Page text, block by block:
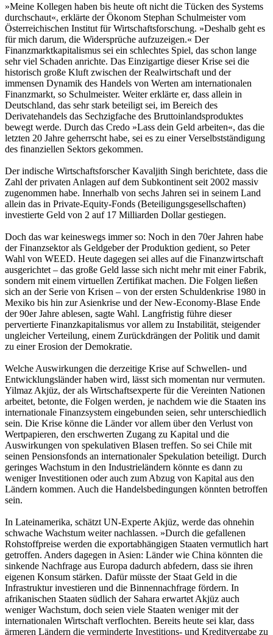
»Meine Kollegen haben bis heute oft nicht die Tücken des Systems
durchschaut«, erklärte der Ökonom Stephan Schulmeister vom
Österreichischen Institut für Wirtschaftsforschung. »Deshalb geht es
für mich darum, die Widersprüche aufzuzeigen.« Der
Finanzmarktkapitalismus sei ein schlechtes Spiel, das schon lange
sehr viel Schaden anrichte. Das Einzigartige dieser Krise sei die
historisch große Kluft zwischen der Realwirtschaft und der
immensen Dynamik des Handels von Werten am internationalen
Finanzmarkt, so Schulmeister. Weiter erklärte er, dass allein in
Deutschland, das sehr stark beteiligt sei, im Bereich des
Derivatehandels das Sechzigfache des Bruttoinlandsproduktes
bewegt werde. Durch das Credo »Lass dein Geld arbeiten«, das die
letzten 20 Jahre geherrscht habe, sei es zu einer Verselbstständigung
des finanziellen Sektors gekommen.
Der indische Wirtschaftsforscher Kavaljith Singh berichtete, dass die
Zahl der privaten Anlagen auf dem Subkontinent seit 2002 massiv
zugenommen habe. Innerhalb von sechs Jahren sei in seinem Land
allein das in Private-Equity-Fonds (Beteiligungsgesellschaften)
investierte Geld von 2 auf 17 Milliarden Dollar gestiegen.
Doch das war keineswegs immer so: Noch in den 70er Jahren habe
der Finanzsektor als Geldgeber der Produktion gedient, so Peter
Wahl von WEED. Heute dagegen sei alles auf die Finanzwirtschaft
ausgerichtet – das große Geld lasse sich nicht mehr mit einer Fabrik,
sondern mit einem virtuellen Zertifikat machen. Die Folgen ließen
sich an der Serie von Krisen – von der ersten Schuldenkrise 1980 in
Mexiko bis hin zur Asienkrise und der New-Economy-Blase Ende
der 90er Jahre ablesen, sagte Wahl. Langfristig führe dieser
pervertierte Finanzkapitalismus vor allem zu Instabilität, steigender
ungleicher Verteilung, einem Zurückdrängen der Politik und damit
zu einer Erosion der Demokratie.
Welche Auswirkungen die derzeitige Krise auf Schwellen- und
Entwicklungsländer haben wird, lässt sich momentan nur vermuten.
Yilmaz Akjüz, der als Wirtschaftsexperte für die Vereinten Nationen
arbeitet, betonte, die Folgen werden, je nachdem wie die Staaten ins
internationale Finanzsystem eingebunden seien, sehr unterschiedlich
sein. Die Krise könne die Länder vor allem über den Verlust von
Wertpapieren, den erschwerten Zugang zu Kapital und die
Auswirkungen von spekulativen Blasen treffen. So sei Chile mit
seinen Pensionsfonds an internationaler Spekulation beteiligt. Durch
geringes Wachstum in den Industrieländern könnte es dann zu
weniger Investitionen oder auch zum Abzug von Kapital aus den
Ländern kommen. Auch die Handelsbedingungen könnten betroffen
sein.
In Lateinamerika, schätzt UN-Experte Akjüz, werde das ohnehin
schwache Wachstum weiter nachlassen. »Durch die gefallenen
Rohstoffpreise werden die exportabhängigen Staaten vermutlich hart
getroffen. Anders dagegen in Asien: Länder wie China könnten die
sinkende Nachfrage aus Europa dadurch abfedern, dass sie ihren
eigenen Konsum stärken. Dafür müsste der Staat Geld in die
Infrastruktur investieren und die Binnennachfrage fördern. In
afrikanischen Staaten südlich der Sahara erwartet Akjüz auch
weniger Wachstum, doch seien viele Staaten weniger mit der
internationalen Wirtschaft verflochten. Bereits heute sei klar, dass
ärmeren Ländern die verminderte Investitions- und Kreditvergabe zu